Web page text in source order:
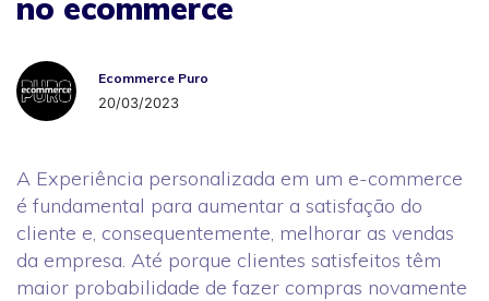
no ecommerce
Ecommerce Puro
Ecommerce Puro
20/03/2023
A Experiência personalizada em um e-commerce
é fundamental para aumentar a satisfação do
cliente e, consequentemente, melhorar as vendas
da empresa. Até porque clientes satisfeitos têm
maior probabilidade de fazer compras novamente